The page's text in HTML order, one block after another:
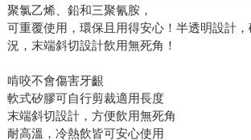
聚氯乙烯、鉛和三聚氰胺，
可重覆使用，環保且用得安心！半透明設計
況，末端斜切設計飲用無死角！
啃咬不會傷害牙齦
軟式矽膠可自行剪裁適用長度
末端斜切設計，方便飲用無死角
耐高溫，冷熱飲皆可安心使用